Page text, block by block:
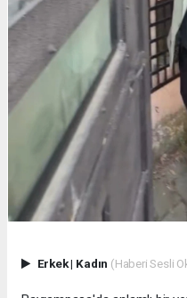
Erkek| Kadın (Haberi Sesli